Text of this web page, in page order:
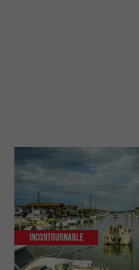
Incontournable